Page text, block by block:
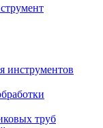
инструментов
труб